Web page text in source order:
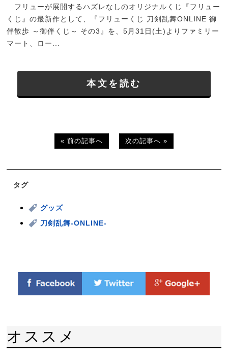
フリューが展開するハズレなしのオリジナルくじ『フリュー
くじ』の最新作として、『フリューくじ 刀剣乱舞ONLINE 御
伴散歩 ～御伴くじ～ その3』を、5月31日(土)よりファミリー
マート、ロー...
本文を読む
« 前の記事へ 次の記事へ »
タグ
グッズ
刀剣乱舞-ONLINE-
オススメ